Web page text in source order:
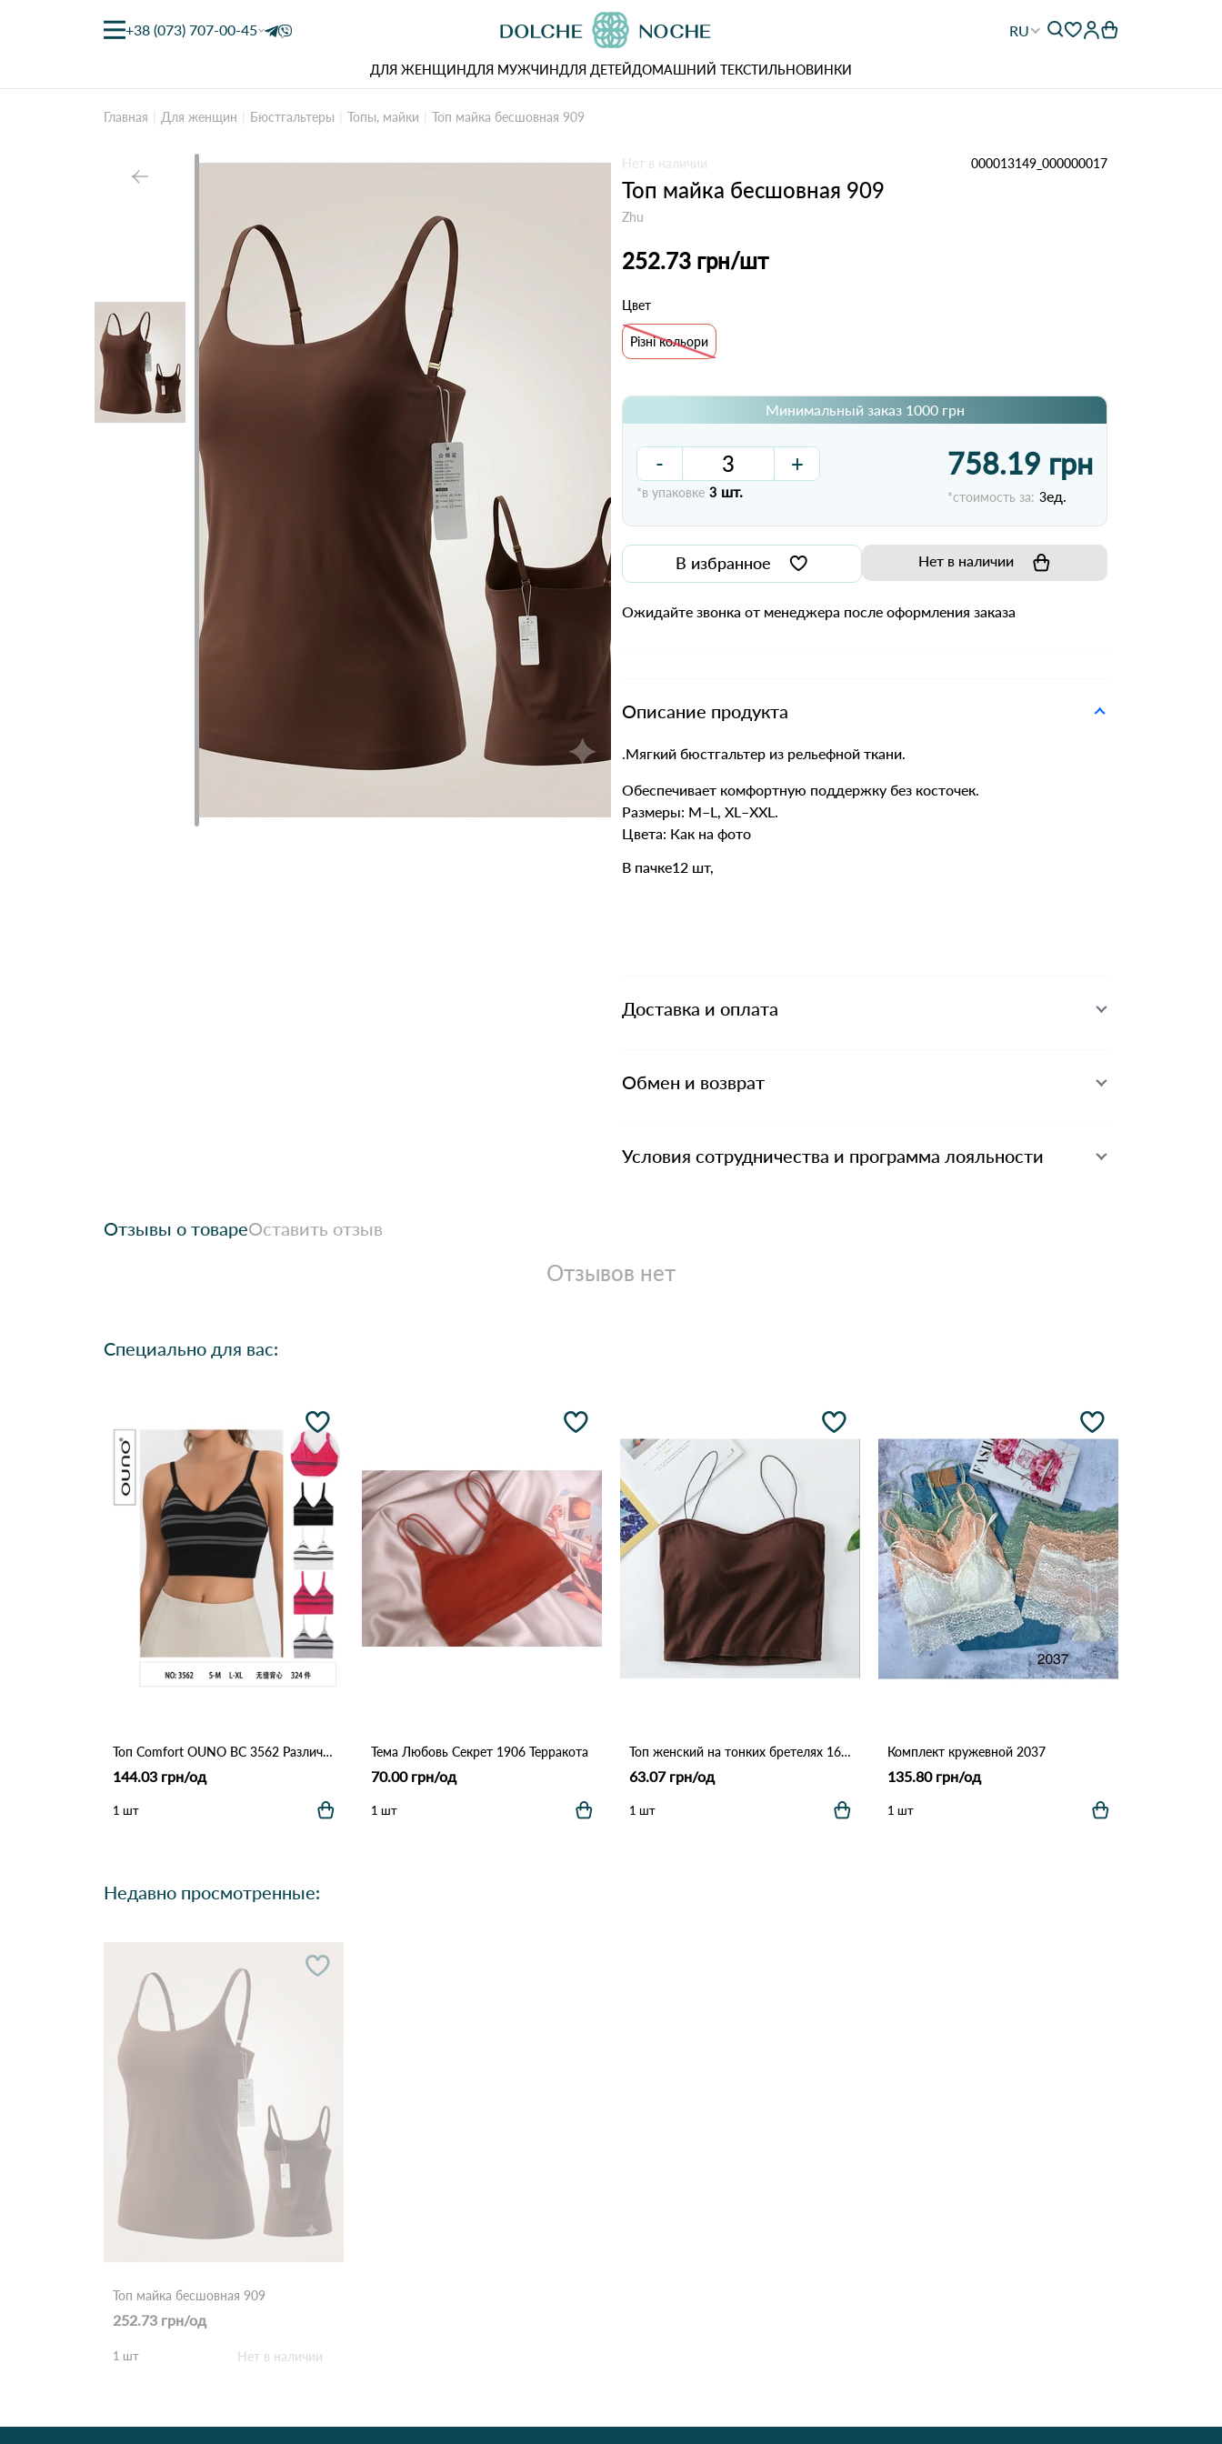
+38 (073) 707-00-45 RU
ДЛЯ ЖЕНЩИНДЛЯ МУЖЧИНДЛЯ ДЕТЕЙДОМАШНИЙ ТЕКСТИЛЬНОВИНКИ
Главная Для женщин Бюстгальтеры Топы, майки Топ майка бесшовная 909
Нет в наличии 000013149_000000017
Топ майка бесшовная 909
Zhu
252.73 грн/шт
Цвет
Різні кольори
Минимальный заказ 1000 грн
- +
*в упаковке 3 шт.
758.19 грн
*стоимость за: 3ед.
В избранное Нет в наличии
Ожидайте звонка от менеджера после оформления заказа
Описание продукта
.Мягкий бюстгальтер из рельефной ткани.
Обеспечивает комфортную поддержку без косточек.
Размеры: M–L, XL–XXL.
Цвета: Как на фото
В пачке12 шт,
Доставка и оплата
Обмен и возврат
Условия сотрудничества и программа лояльности
Отзывы о товареОставить отзыв
Отзывов нет
Специально для вас:
Топ Comfort OUNO BC 3562 Различные цвета
144.03 грн/од
1 шт
Тема Любовь Секрет 1906 Терракота
70.00 грн/од
1 шт
Топ женский на тонких бретелях 161 # Коричневый
63.07 грн/од
1 шт
Комплект кружевной 2037
135.80 грн/од
1 шт
Недавно просмотренные:
Топ майка бесшовная 909
252.73 грн/од
1 шт Нет в наличии